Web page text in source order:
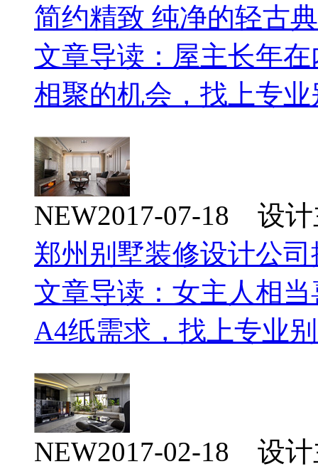
简约精致 纯净的轻古
文章导读：屋主长年
相聚的机会，找上专
NEW2017-07-18 设
郑州别墅装修设计公
文章导读：女主人相
A4纸需求，找上专业
NEW2017-02-18 设